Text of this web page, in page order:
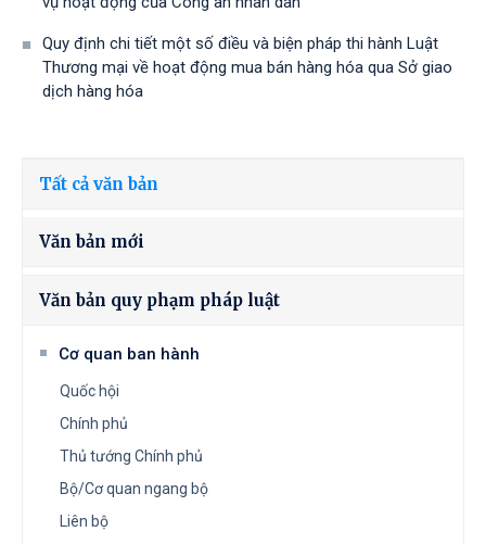
Quy định chi tiết một số điều và biện pháp thi hành Luật
Thương mại về hoạt động mua bán hàng hóa qua Sở giao
dịch hàng hóa
Tất cả văn bản
Văn bản mới
Văn bản quy phạm pháp luật
Cơ quan ban hành
Quốc hội
Chính phủ
Thủ tướng Chính phủ
Bộ/Cơ quan ngang bộ
Liên bộ